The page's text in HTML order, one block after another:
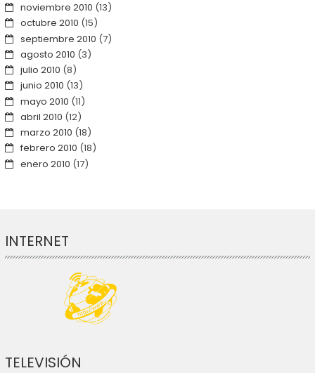
noviembre 2010 (13)
octubre 2010 (15)
septiembre 2010 (7)
agosto 2010 (3)
julio 2010 (8)
junio 2010 (13)
mayo 2010 (11)
abril 2010 (12)
marzo 2010 (18)
febrero 2010 (18)
enero 2010 (17)
INTERNET
TELEVISIÓN